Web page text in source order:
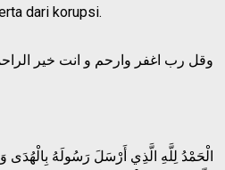
dari korupsi.
وقل رب اغفر وارحم و انت خير
الْحَمْدُ لِلَّهِ الَّذِي أَرْسَلَ رَسُولَهُ بِالْهُدَى